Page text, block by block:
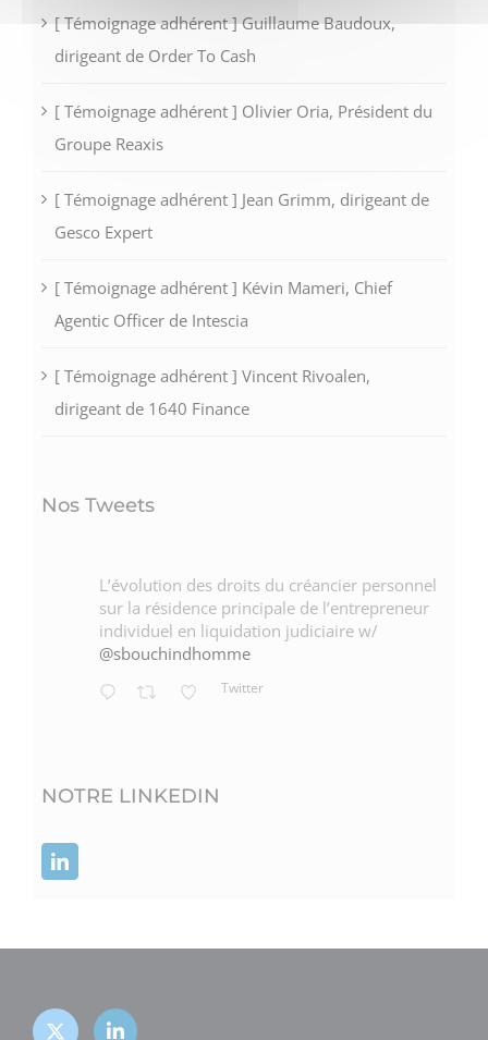
[ Témoignage adhérent ] Guillaume Baudoux,
dirigeant de Order To Cash
[ Témoignage adhérent ] Olivier Oria, Président du
Groupe Reaxis
[ Témoignage adhérent ] Jean Grimm, dirigeant de
Gesco Expert
[ Témoignage adhérent ] Kévin Mameri, Chief
Agentic Officer de Intescia
[ Témoignage adhérent ] Vincent Rivoalen,
dirigeant de 1640 Finance
Nos Tweets
L’évolution des droits du créancier personnel
sur la résidence principale de l’entrepreneur
individuel en liquidation judiciaire w/
@sbouchindhomme
Twitter
NOTRE LINKEDIN